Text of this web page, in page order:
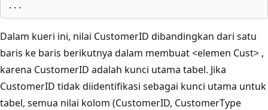
Dalam kueri ini, nilai CustomerID dibandingkan dari satu
baris ke baris berikutnya dalam membuat <elemen Cust> ,
karena CustomerID adalah kunci utama tabel. Jika
CustomerID tidak diidentifikasi sebagai kunci utama untuk
tabel, semua nilai kolom (CustomerID, CustomerType